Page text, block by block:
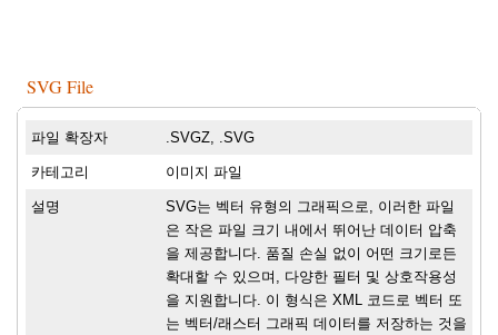
SVG File
파일 확장자 .SVGZ, .SVG
카테고리 이미지 파일
설명
SVG는 벡터 유형의 그래픽으로, 이러한 파일
은 작은 파일 크기 내에서 뛰어난 데이터 압축
을 제공합니다. 품질 손실 없이 어떤 크기로든
확대할 수 있으며, 다양한 필터 및 상호작용성
을 지원합니다. 이 형식은 XML 코드로 벡터 또
는 벡터/래스터 그래픽 데이터를 저장하는 것을